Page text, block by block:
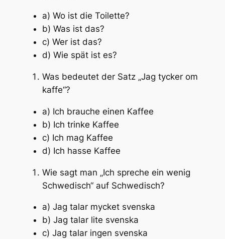
a) Wo ist die Toilette?
b) Was ist das?
c) Wer ist das?
d) Wie spät ist es?
Was bedeutet der Satz „Jag tycker om
kaffe“?
a) Ich brauche einen Kaffee
b) Ich trinke Kaffee
c) Ich mag Kaffee
d) Ich hasse Kaffee
Wie sagt man „Ich spreche ein wenig
Schwedisch“ auf Schwedisch?
a) Jag talar mycket svenska
b) Jag talar lite svenska
c) Jag talar ingen svenska